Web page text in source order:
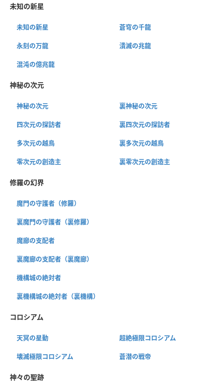
未知の新星
未知の新星 蒼穹の千龍
永刻の万龍 潰滅の兆龍
混沌の億兆龍
神秘の次元
神秘の次元 裏神秘の次元
四次元の探訪者 裏四次元の探訪者
多次元の越鳥 裏多次元の越鳥
零次元の創造主 裏零次元の創造主
修羅の幻界
魔門の守護者（修羅）
裏魔門の守護者（裏修羅）
魔廊の支配者
裏魔廊の支配者（裏魔廊）
機構城の絶対者
裏機構城の絶対者（裏機構）
コロシアム
天冥の星動 超絶極限コロシアム
壊滅極限コロシアム 蒼潜の戦帝
神々の聖跡